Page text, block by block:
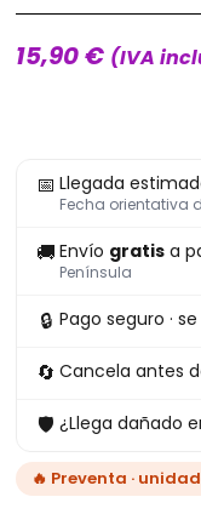
15,90€ (IVA
📅 Llegada
Fecha orientativa
🚚 Envío gratis a
Península
🔒 Pago seguro ·
🔄 Cancela antes
🛡 ¿Llega dañado
🔥 Preventa ·
Pop
Kitty
GITD
Hello
cantidad